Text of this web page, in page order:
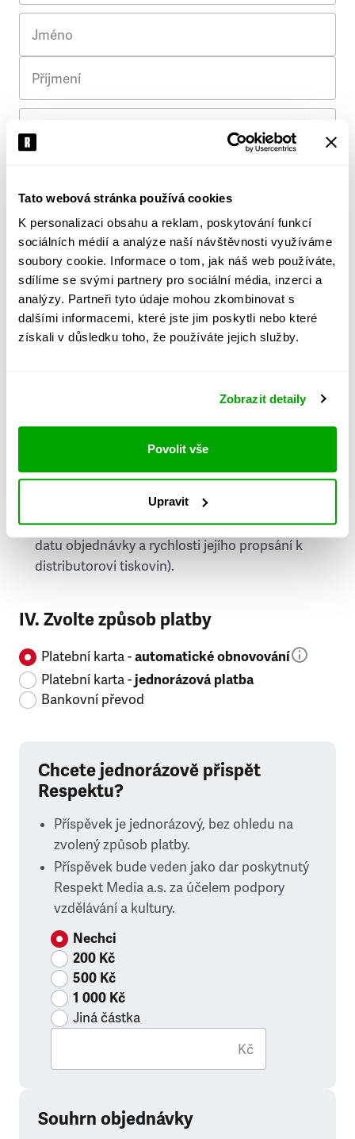
Tato webová stránka používá cookies
K personalizaci obsahu a reklam, poskytování funkcí
sociálních médií a analýze naší návštěvnosti využíváme
soubory cookie. Informace o tom, jak náš web používáte,
sdílíme se svými partnery pro sociální média, inzerci a
analýzy. Partneři tyto údaje mohou zkombinovat s
dalšími informacemi, které jste jim poskytli nebo které
získali v důsledku toho, že používáte jejich služby.
Zobrazit detaily
Povolit vše
Upravit
Jméno
Příjmení
Ulice
Město
PSČ
Stát
doručování týdeníku Respekt v tištěné verzi, na
první vydání ve vaší schránce se můžete těšit
příští, nejpozději přespříští týden (v závislosti na
datu objednávky a rychlosti jejího propsání k
distributorovi tiskovin).
IV. Zvolte způsob platby
Platební karta -automatické obnovování
Platební karta -jednorázová platba
Bankovní převod
Chcete jednorázově přispět
Respektu?
Příspěvek je jednorázový, bez ohledu na
zvolený způsob platby.
Příspěvek bude veden jako dar poskytnutý
Respekt Media a.s. za účelem podpory
vzdělávání a kultury.
Nechci
200 Kč
500 Kč
1 000 Kč
Jiná částka
Kč
Souhrn objednávky